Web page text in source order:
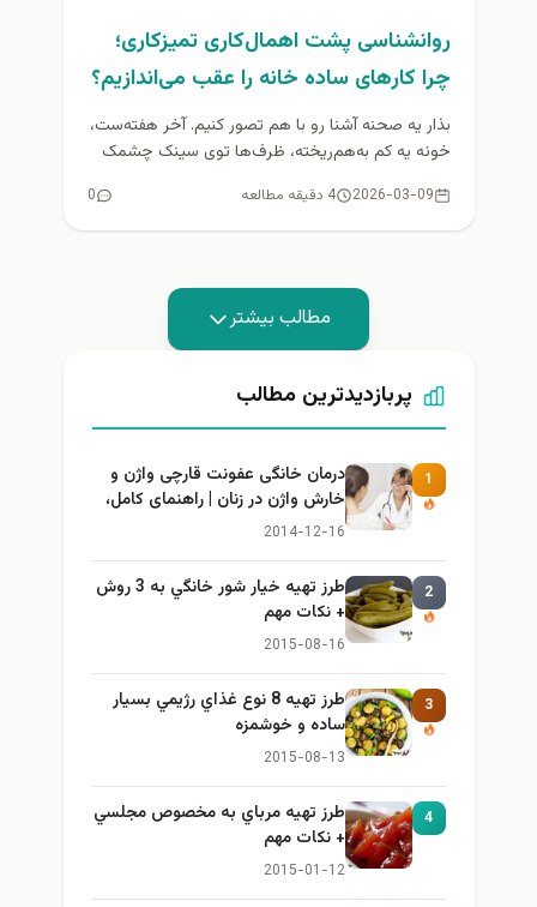
روانشناسی پشت اهمال‌کاری تمیزکاری؛
چرا کارهای ساده خانه را عقب می‌اندازیم؟
بذار یه صحنه آشنا رو با هم تصور کنیم. آخر هفته‌ست،
خونه یه کم به‌هم‌ریخته، ظرف‌ها توی سینک چشمک
2026-03-09 4 دقیقه مطالعه 0
مطالب بیشتر
پربازدیدترین مطالب
1
درمان خانگی عفونت قارچی واژن و
خارش واژن در زنان | راهنمای کامل،
ایمن و کاربردی
2014-12-16
2
طرز تهيه خیار شور خانگي به 3 روش
+ نكات مهم
2015-08-16
3
طرز تهيه 8 نوع غذاي رژيمي بسيار
ساده و خوشمزه
2015-08-13
4
طرز تهيه مرباي به مخصوص مجلسي
+ نكات مهم
2015-01-12